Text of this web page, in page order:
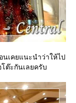
เคยแนะนำว่าให้ไป
ต๊ะกันเลยครับ